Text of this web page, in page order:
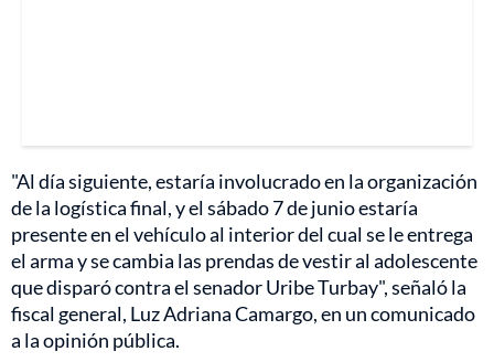
"Al día siguiente, estaría involucrado en la organización
de la logística final, y el sábado 7 de junio estaría
presente en el vehículo al interior del cual se le entrega
el arma y se cambia las prendas de vestir al adolescente
que disparó contra el senador Uribe Turbay", señaló la
fiscal general, Luz Adriana Camargo, en un comunicado
a la opinión pública.